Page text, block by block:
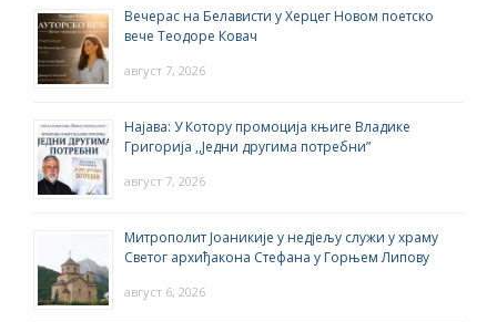
Вечерас на Белависти у Херцег Новом поетско
вече Теодоре Ковач
август 7, 2026
Најава: У Котору промоција књиге Владике
Григорија ,,Једни другима потребни”
август 7, 2026
Митрополит Јоаникије у недјељу служи у храму
Светог архиђакона Стефана у Горњем Липову
август 6, 2026